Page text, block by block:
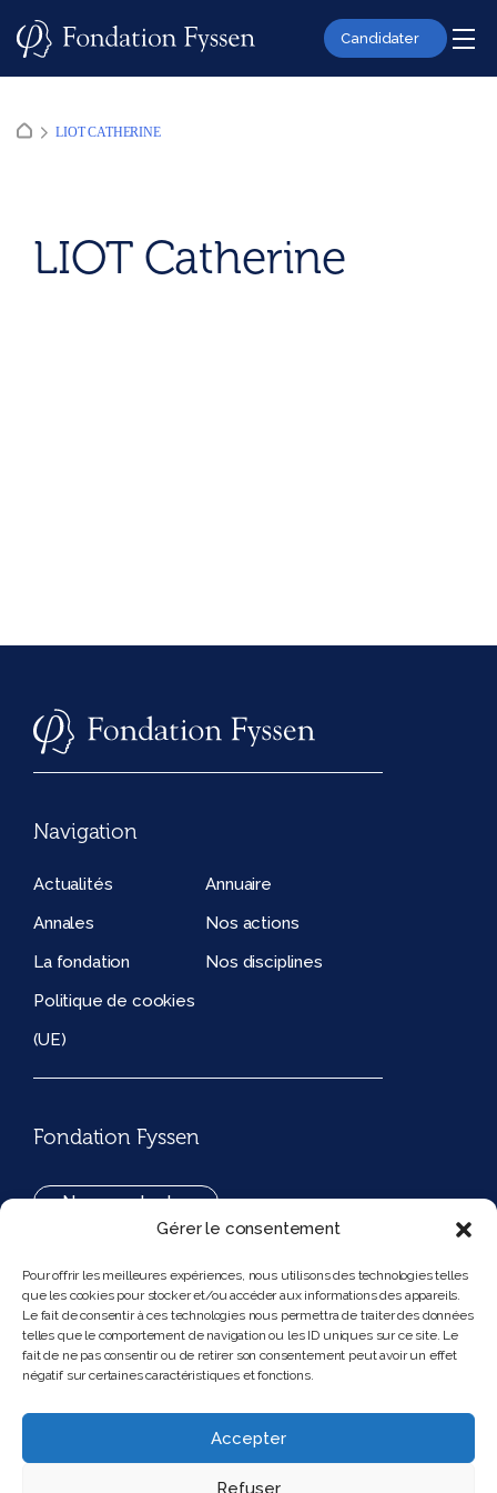
Gérer le consentement
Pour offrir les meilleures expériences, nous utilisons des technologies telles
que les cookies pour stocker et/ou accéder aux informations des appareils.
Le fait de consentir à ces technologies nous permettra de traiter des données
telles que le comportement de navigation ou les ID uniques sur ce site. Le
fait de ne pas consentir ou de retirer son consentement peut avoir un effet
négatif sur certaines caractéristiques et fonctions.
Accepter
Refuser
Candidater
LIOT CATHERINE
LIOT Catherine
Navigation
Actualités
Annuaire
Annales
Nos actions
La fondation
Nos disciplines
Politique de cookies
(UE)
Fondation Fyssen
Nous contacter
194, rue de Rivoli 75001 Paris France
Nous suivre